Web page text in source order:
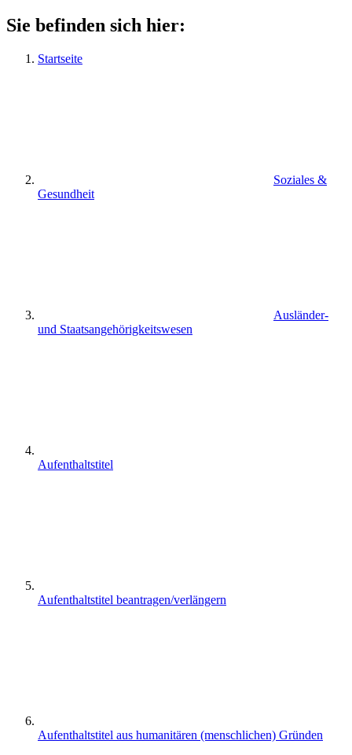
Sie befinden sich hier:
Startseite
Soziales &
Gesundheit
Ausländer-
und Staatsangehörigkeitswesen
Aufenthaltstitel
Aufenthaltstitel beantragen/verlängern
Aufenthaltstitel aus humanitären (menschlichen) Gründen